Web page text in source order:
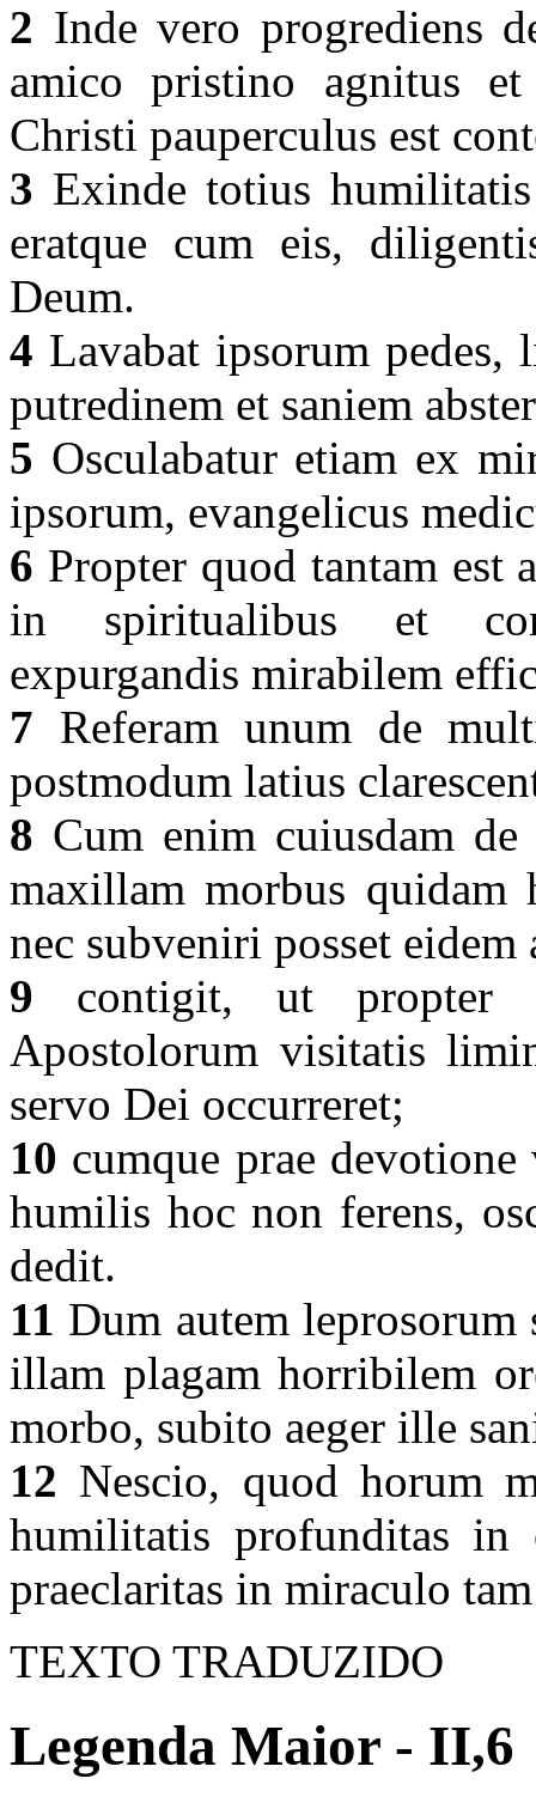
2 Inde vero progrediens
amico pristino agnitus
Christi pauperculus est
3 Exinde totius
eratque cum eis,
Deum.
4 Lavabat ipsorum pedes,
putredinem et saniem
5 Osculabatur etiam ex
ipsorum, evangelicus
6 Propter quod tantam est
in spiritualibus et
expurgandis mirabilem
7 Referam unum de
postmodum latius
8 Cum enim cuiusdam
maxillam morbus quidam
nec subveniri posset
9 contigit, ut propter
Apostolorum visitatis
servo Dei occurreret;
10 cumque prae
humilis hoc non ferens,
dedit.
11 Dum autem
illam plagam horribilem
morbo, subito aeger ille
12 Nescio, quod horum
humilitatis profunditas
praeclaritas in miraculo
TEXTO TRADUZIDO
Legenda Maior - II,6